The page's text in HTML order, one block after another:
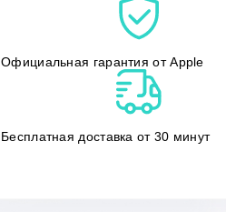
Официальная гарантия от Apple
Бесплатная доставка от 30 минут